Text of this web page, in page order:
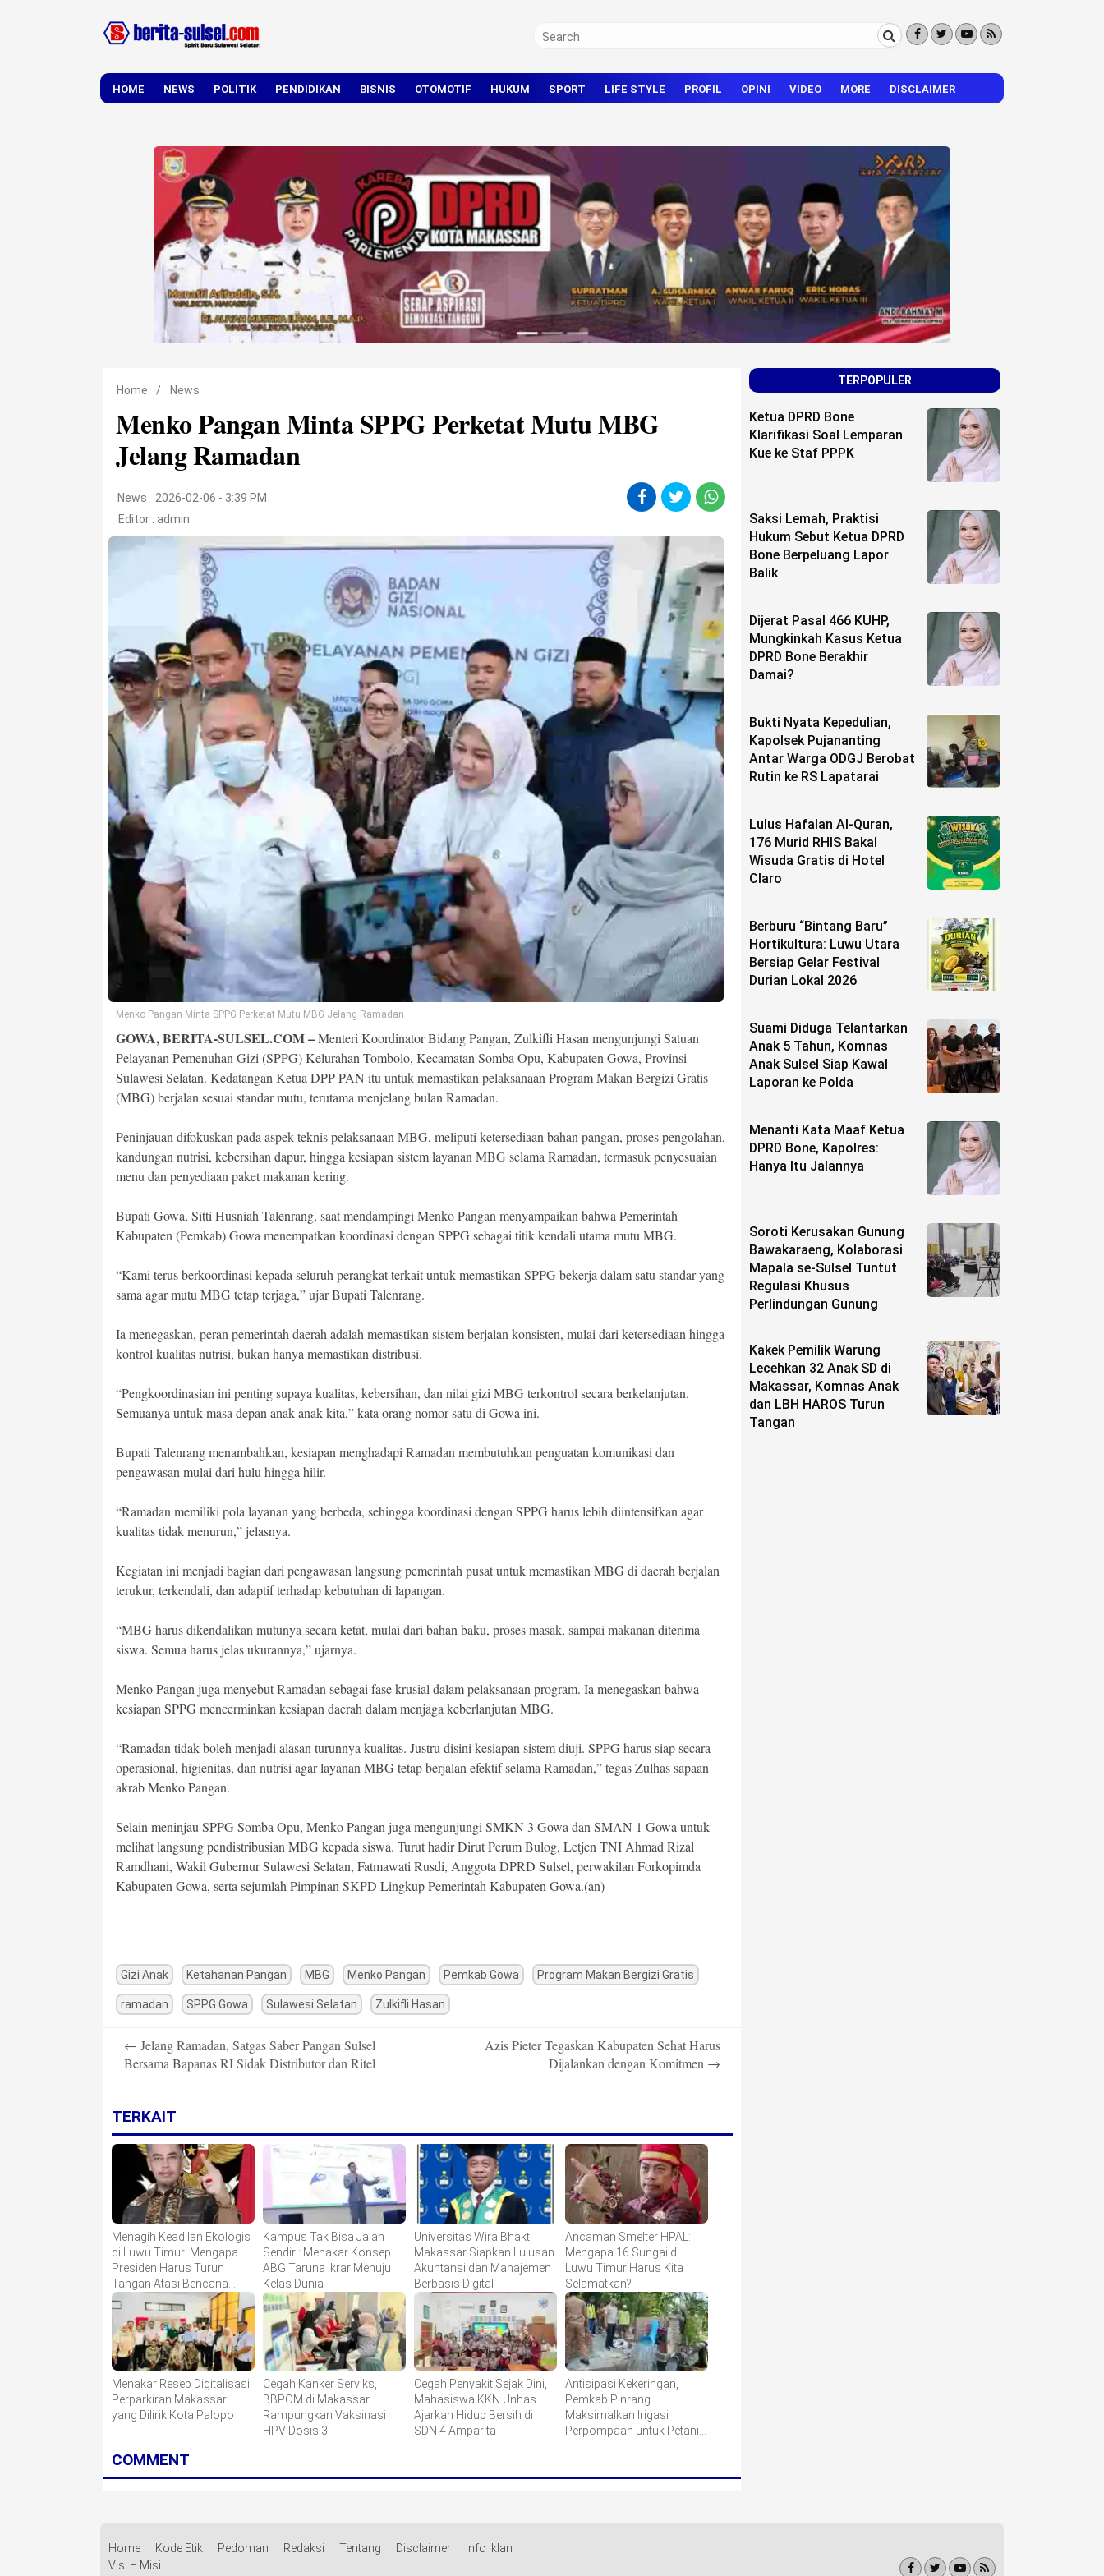
HOME NEWS POLITIK PENDIDIKAN BISNIS OTOMOTIF HUKUM SPORT LIFE STYLE PROFIL OPINI VIDEO MORE DISCLAIMER
Home / News
Menko Pangan Minta SPPG Perketat Mutu MBG
Jelang Ramadan
News
2026-02-06 - 3:39 PM
Editor : admin
Menko Pangan Minta SPPG Perketat Mutu MBG Jelang Ramadan
GOWA, BERITA-SULSEL.COM –Menteri Koordinator Bidang Pangan, Zulkifli Hasan mengunjungi Satuan
Pelayanan Pemenuhan Gizi (SPPG) Kelurahan Tombolo, Kecamatan Somba Opu, Kabupaten Gowa, Provinsi
Sulawesi Selatan. Kedatangan Ketua DPP PAN itu untuk memastikan pelaksanaan Program Makan Bergizi Gratis
(MBG) berjalan sesuai standar mutu, terutama menjelang bulan Ramadan.
Peninjauan difokuskan pada aspek teknis pelaksanaan MBG, meliputi ketersediaan bahan pangan, proses pengolahan,
kandungan nutrisi, kebersihan dapur, hingga kesiapan sistem layanan MBG selama Ramadan, termasuk penyesuaian
menu dan penyediaan paket makanan kering.
Bupati Gowa, Sitti Husniah Talenrang, saat mendampingi Menko Pangan menyampaikan bahwa Pemerintah
Kabupaten (Pemkab) Gowa menempatkan koordinasi dengan SPPG sebagai titik kendali utama mutu MBG.
“Kami terus berkoordinasi kepada seluruh perangkat terkait untuk memastikan SPPG bekerja dalam satu standar yang
sama agar mutu MBG tetap terjaga,” ujar Bupati Talenrang.
Ia menegaskan, peran pemerintah daerah adalah memastikan sistem berjalan konsisten, mulai dari ketersediaan hingga
kontrol kualitas nutrisi, bukan hanya memastikan distribusi.
“Pengkoordinasian ini penting supaya kualitas, kebersihan, dan nilai gizi MBG terkontrol secara berkelanjutan.
Semuanya untuk masa depan anak-anak kita,” kata orang nomor satu di Gowa ini.
Bupati Talenrang menambahkan, kesiapan menghadapi Ramadan membutuhkan penguatan komunikasi dan
pengawasan mulai dari hulu hingga hilir.
“Ramadan memiliki pola layanan yang berbeda, sehingga koordinasi dengan SPPG harus lebih diintensifkan agar
kualitas tidak menurun,” jelasnya.
Kegiatan ini menjadi bagian dari pengawasan langsung pemerintah pusat untuk memastikan MBG di daerah berjalan
terukur, terkendali, dan adaptif terhadap kebutuhan di lapangan.
“MBG harus dikendalikan mutunya secara ketat, mulai dari bahan baku, proses masak, sampai makanan diterima
siswa. Semua harus jelas ukurannya,” ujarnya.
Menko Pangan juga menyebut Ramadan sebagai fase krusial dalam pelaksanaan program. Ia menegaskan bahwa
kesiapan SPPG mencerminkan kesiapan daerah dalam menjaga keberlanjutan MBG.
“Ramadan tidak boleh menjadi alasan turunnya kualitas. Justru disini kesiapan sistem diuji. SPPG harus siap secara
operasional, higienitas, dan nutrisi agar layanan MBG tetap berjalan efektif selama Ramadan,” tegas Zulhas sapaan
akrab Menko Pangan.
Selain meninjau SPPG Somba Opu, Menko Pangan juga mengunjungi SMKN 3 Gowa dan SMAN 1 Gowa untuk
melihat langsung pendistribusian MBG kepada siswa. Turut hadir Dirut Perum Bulog, Letjen TNI Ahmad Rizal
Ramdhani, Wakil Gubernur Sulawesi Selatan, Fatmawati Rusdi, Anggota DPRD Sulsel, perwakilan Forkopimda
Kabupaten Gowa, serta sejumlah Pimpinan SKPD Lingkup Pemerintah Kabupaten Gowa.(an)
Gizi Anak Ketahanan Pangan MBG Menko Pangan Pemkab Gowa Program Makan Bergizi Gratis
ramadan SPPG Gowa Sulawesi Selatan Zulkifli Hasan
navigation
← Jelang Ramadan, Satgas Saber Pangan Sulsel
Bersama Bapanas RI Sidak Distributor dan Ritel
Azis Pieter Tegaskan Kabupaten Sehat Harus
Dijalankan dengan Komitmen →
TERKAIT
Menagih Keadilan Ekologis
di Luwu Timur: Mengapa
Presiden Harus Turun
Tangan Atasi Bencana
Smelter HPAL?
Kampus Tak Bisa Jalan
Sendiri: Menakar Konsep
ABG Taruna Ikrar Menuju
Kelas Dunia
Universitas Wira Bhakti
Makassar Siapkan Lulusan
Akuntansi dan Manajemen
Berbasis Digital
Ancaman Smelter HPAL:
Mengapa 16 Sungai di
Luwu Timur Harus Kita
Selamatkan?
Menakar Resep Digitalisasi
Perparkiran Makassar
yang Dilirik Kota Palopo
Cegah Kanker Serviks,
BBPOM di Makassar
Rampungkan Vaksinasi
HPV Dosis 3
Cegah Penyakit Sejak Dini,
Mahasiswa KKN Unhas
Ajarkan Hidup Bersih di
SDN 4 Amparita
Antisipasi Kekeringan,
Pemkab Pinrang
Maksimalkan Irigasi
Perpompaan untuk Petani
COMMENT
TERPOPULER
Ketua DPRD Bone
Klarifikasi Soal Lemparan
Kue ke Staf PPPK
Saksi Lemah, Praktisi
Hukum Sebut Ketua DPRD
Bone Berpeluang Lapor
Balik
Dijerat Pasal 466 KUHP,
Mungkinkah Kasus Ketua
DPRD Bone Berakhir
Damai?
Bukti Nyata Kepedulian,
Kapolsek Pujananting
Antar Warga ODGJ Berobat
Rutin ke RS Lapatarai
Lulus Hafalan Al-Quran,
176 Murid RHIS Bakal
Wisuda Gratis di Hotel
Claro
Berburu “Bintang Baru”
Hortikultura: Luwu Utara
Bersiap Gelar Festival
Durian Lokal 2026
Suami Diduga Telantarkan
Anak 5 Tahun, Komnas
Anak Sulsel Siap Kawal
Laporan ke Polda
Menanti Kata Maaf Ketua
DPRD Bone, Kapolres:
Hanya Itu Jalannya
Soroti Kerusakan Gunung
Bawakaraeng, Kolaborasi
Mapala se-Sulsel Tuntut
Regulasi Khusus
Perlindungan Gunung
Kakek Pemilik Warung
Lecehkan 32 Anak SD di
Makassar, Komnas Anak
dan LBH HAROS Turun
Tangan
Home Kode Etik Pedoman Redaksi Tentang Disclaimer
Info Iklan
Visi – Misi